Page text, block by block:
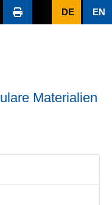
DE EN
Materialien